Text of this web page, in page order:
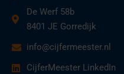
De Werf 58b
8401 JE Gorredijk
info@cijfermeester.nl
CijferMeester LinkedIn